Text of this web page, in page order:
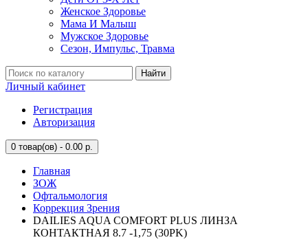
Женское Здоровье
Мама И Малыш
Мужское Здоровье
Сезон, Импульс, Травма
Найти
Личный кабинет
Регистрация
Авторизация
0 товар(ов) - 0.00 р.
Главная
ЗОЖ
Офтальмология
Коррекция Зрения
DAILIES AQUA COMFORT PLUS ЛИНЗА
КОНТАКТНАЯ 8.7 -1,75 (30PK)